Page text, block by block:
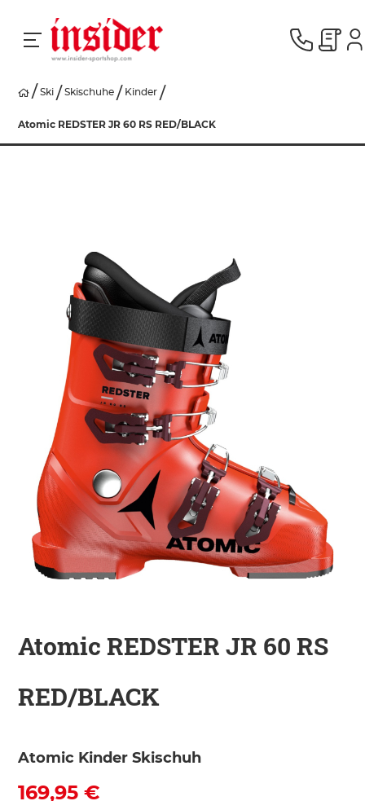
HERREN
DAMEN
KINDER
ZUBEHÖR
VERLEIH
DAS IST INSIDER
Ski Skischuhe Kinder
Atomic REDSTER JR 60 RS RED/BLACK
Atomic REDSTER JR 60 RS
RED/BLACK
Atomic Kinder Skischuh
169,95 €